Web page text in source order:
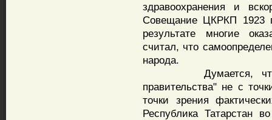
здравоохранения и
Совещание ЦКРКП 1923
результате многие
считал, что
народа.
Думается, что
правительства" не с
точки зрения
Республика Татарстан